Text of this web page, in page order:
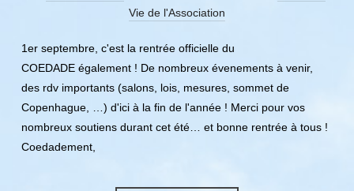
Vie de l'Association
1er septembre, c'est la rentrée officielle du
COEDADE également ! De nombreux évenements à venir,
des rdv importants (salons, lois, mesures, sommet de
Copenhague, …) d'ici à la fin de l'année ! Merci pour vos
nombreux soutiens durant cet été… et bonne rentrée à tous !
Coedadement,